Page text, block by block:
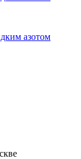
азотом